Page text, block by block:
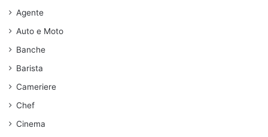
Agente
Auto e Moto
Banche
Barista
Cameriere
Chef
Cinema